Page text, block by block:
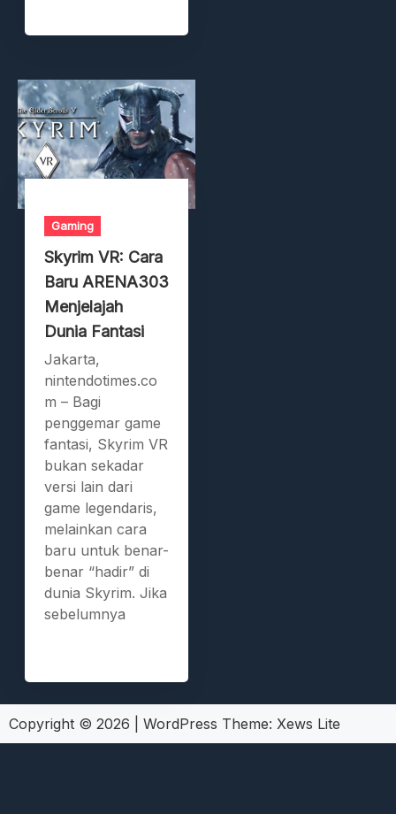
Gaming
Skyrim VR: Cara
Baru ARENA303
Menjelajah
Dunia Fantasi
Jakarta,
nintendotimes.co
m – Bagi
penggemar game
fantasi, Skyrim VR
bukan sekadar
versi lain dari
game legendaris,
melainkan cara
baru untuk benar-
benar “hadir” di
dunia Skyrim. Jika
sebelumnya
Copyright © 2026 WordPress Theme: Xews Lite